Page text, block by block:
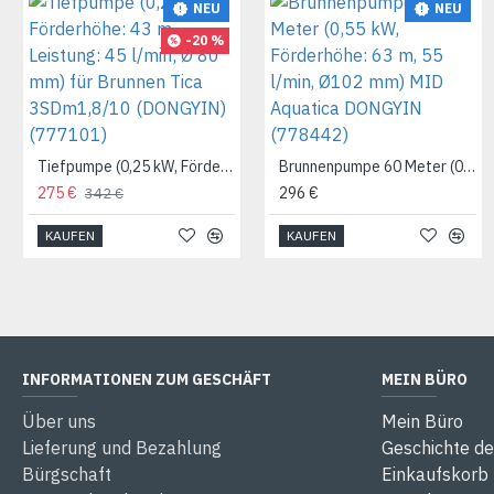
NEU
-20 %
Tiefpumpe (0,25 kW, Förderhöhe: 43 m, Leistung: 45 l/min; Ø 80 mm) für Brunnen Tica 3SDm1,8/10 (DONGYIN) (777101)
275 € 342 €
KAUFEN
NEU
Brunnenpumpe 60 Meter (0,55 kW, Förderhöhe: 63 m, 55 l/min, Ø102 mm) MID Aquatica DONGYIN (778442)
296 €
KAUFEN
INFORMATIONEN ZUM GESCHÄFT
Über uns
Lieferung und Bezahlung
Bürgschaft
MEIN BÜRO
Mein Büro
Geschichte
Einkaufskorb